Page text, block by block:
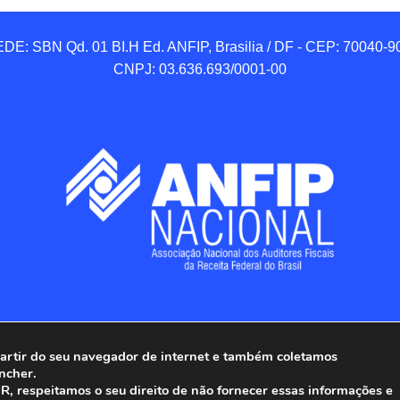
SBN Qd. 01 BI.H Ed. ANFIP, Brasilia / DF - CEP: 70040-
CNPJ: 03.636.693/0001-00
Nacional dos Auditores Fiscais da Receita Federal
do seu navegador de internet e também coletamos
respeitamos o seu direito de não fornecer essas informações e